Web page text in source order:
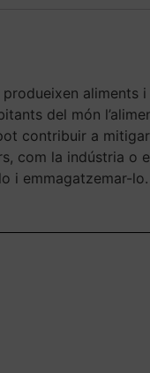
aliments
del món
contribuir a
com la indústria o
i emmagatzemar-lo.